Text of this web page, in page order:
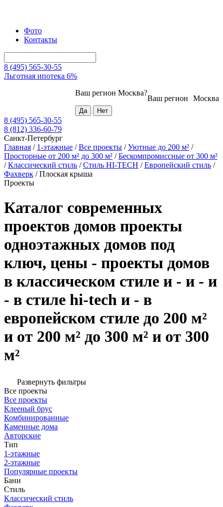
Фото
Контакты
8 (495) 565-30-55
Льготная ипотека 6%
Москва
Ваш регион
Ваш регион Москва?
8 (495) 565-30-55
8 (812) 336-60-79
Санкт-Петербург
Главная / 1-этажные /Все проекты /Уютные до 200 м² /
Просторные от 200 м² до 300 м² /Бескомпромиссные от 300 м²
/Классический стиль /Стиль HI-TECH /Европейский стиль /
Фахверк /Плоская крыша
Проекты
Каталог современных
проектов домов проекты
одноэтажных домов под
ключ, цены - проекты домов
в классическом стиле и - и - и
- в стиле hi-tech и - в
европейском стиле до 200 м²
и от 200 м² до 300 м² и от 300
м²
Развернуть фильтры
Все проекты
Все проекты
Клееный брус
Комбинированные
Каменные дома
Авторские
Тип
1-этажные
2-этажные
Популярные проекты
Бани
Стиль
Классический стиль